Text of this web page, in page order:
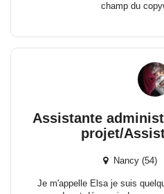
champ du
Assistante
projet/
Nancy
Je m'appelle Elsa je suis